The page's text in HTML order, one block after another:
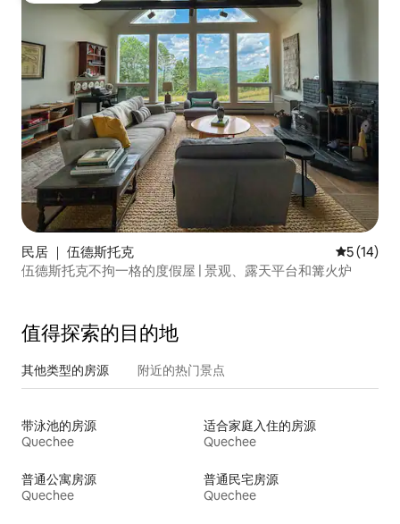
民居 ｜ 伍德斯托克 平均评分
5 (14)
伍德斯托克不拘一格的度假屋 | 景观、露天平台和篝火炉
值得探索的目的地
其他类型的房源 附近的热门景点
带泳池的房源
Quechee
适合家庭入住的房源
Quechee
普通公寓房源
Quechee
普通民宅房源
Quechee